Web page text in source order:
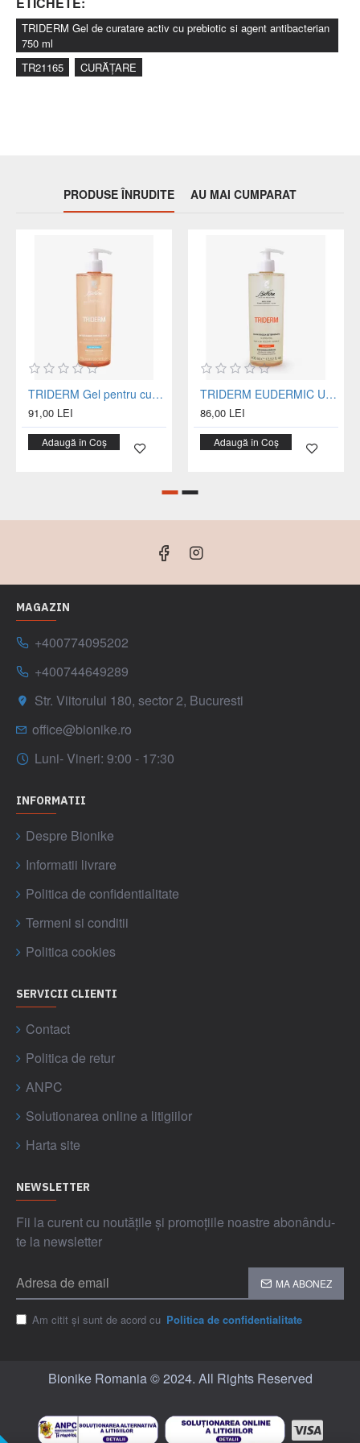
palma se dilueaza cu apa si se distribuie pe corp, apoi se
clateste.
TRIDERM Gel de curatare activ cu prebiotic si agent antibacterian
750 ml
TR21165
CURĂȚARE
PRODUSE ÎNRUDITE AU MAI CUMPARAT
TRIDERM Gel pentru curatare zilnica par si corp, sticla 750 ml
91,00 LEI
Adaugă în Coș
TRIDERM EUDERMIC Ulei de dus sticla 400 ml
86,00 LEI
Adaugă în Coș
MAGAZIN
+400774095202
+400744649289
Str. Viitorului 180, sector 2, Bucuresti
office@bionike.ro
Luni- Vineri: 9:00 - 17:30
INFORMATII
Despre Bionike
Informatii livrare
Politica de confidentialitate
Termeni si conditii
Politica cookies
SERVICII CLIENTI
Contact
Politica de retur
ANPC
Solutionarea online a litigiilor
Harta site
NEWSLETTER
Fii la curent cu noutățile și promoțiile noastre abonându-
te la newsletter
MA ABONEZ
Am citit și sunt de acord cu Politica de confidentialitate
Bionike Romania © 2024. All Rights Reserved